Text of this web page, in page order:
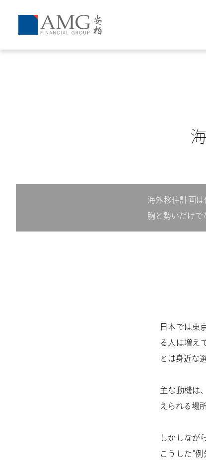
海外移住計画
胸と勢いだけ
日本では東
る人は増え
とは身近な
主な動機は
えられる場
しかしなが
こうした”